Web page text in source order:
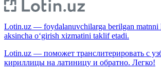
Lotin.uz — foydalanuvchilarga berilgan matnni
aksincha o‘girish xizmatini taklif etadi.
Lotin.uz — поможет транслитерировать с
кириллицы на латиницу и обратно. Легко!